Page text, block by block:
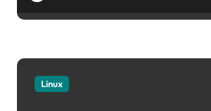
Linux